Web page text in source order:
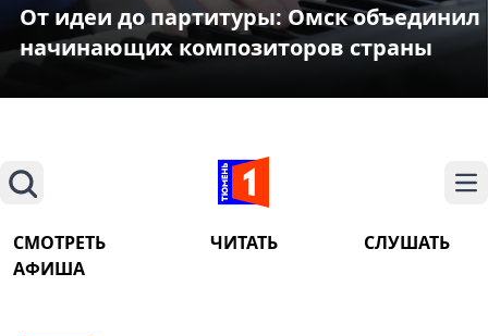
От идеи до партитуры: Омск объединил
начинающих композиторов страны
Поиск
СМОТРЕТЬ ЧИТАТЬ
СЛУШАТЬ
АФИША